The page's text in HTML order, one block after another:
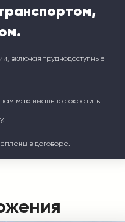
включая труднодоступные
максимально сократить
в договоре.